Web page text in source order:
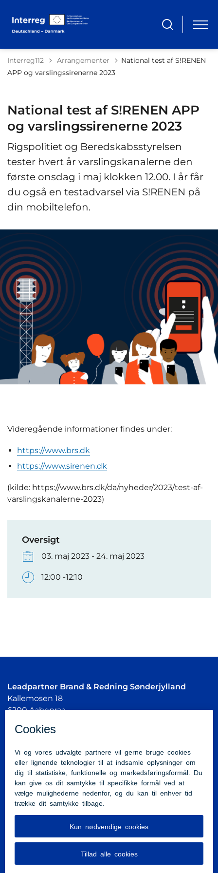
Interreg112 Tilbage til
Arrangementer
National test af S!RENEN
APP og varslingssirenerne 2023
National test af S!RENEN APP
og varslingssirenerne 2023
Rigspolitiet og Beredskabsstyrelsen
tester hvert år varslingskanalerne den
første onsdag i maj klokken 12.00. I år får
du også en testadvarsel via S!RENEN på
din mobiltelefon.
Videregående informationer findes under:
https://www.brs.dk
https://www.sirenen.dk
(kilde: https://www.brs.dk/da/nyheder/2023/test-af-
varslingskanalerne-2023)
Oversigt
03. maj 2023 - 24. maj 2023
12:00 -12:10
Leadpartner Brand & Redning Sønderjylland
Kallemosen 18
6200 Aabenraa
beredskab@brsj.dk
Kystdirektoratet
Sønderborg Kommune
Region Syddanmark
Tilgængelighedserklæring